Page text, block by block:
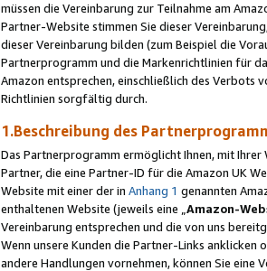
müssen die Vereinbarung zur Teilnahme am
Partner-Website stimmen Sie dieser
dieser Vereinbarung bilden (zum Beispiel die
Partnerprogramm und die Markenrichtlinien für
Amazon entsprechen, einschließlich des Verbots
Richtlinien sorgfältig durch.
1.Beschreibung des
Das Partnerprogramm ermöglicht Ihnen, mit
Partner, die eine Partner-ID für die Amazon UK
Website mit einer der in Anhang 1 genannten
enthaltenen Website (jeweils eine „ Amazon-
Vereinbarung entsprechen und die von uns
Wenn unsere Kunden die Partner-Links
andere Handlungen vornehmen, können Sie